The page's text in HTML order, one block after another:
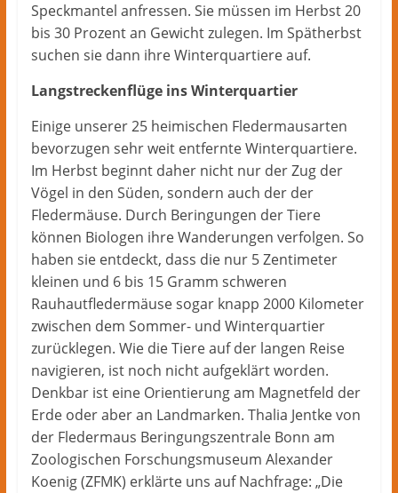
Speckmantel anfressen. Sie müssen im Herbst 20
bis 30 Prozent an Gewicht zulegen. Im Spätherbst
suchen sie dann ihre Winterquartiere auf.
Langstreckenflüge ins Winterquartier
Einige unserer 25 heimischen Fledermausarten
bevorzugen sehr weit entfernte Winterquartiere.
Im Herbst beginnt daher nicht nur der Zug der
Vögel in den Süden, sondern auch der der
Fledermäuse. Durch Beringungen der Tiere
können Biologen ihre Wanderungen verfolgen. So
haben sie entdeckt, dass die nur 5 Zentimeter
kleinen und 6 bis 15 Gramm schweren
Rauhautfledermäuse sogar knapp 2000 Kilometer
zwischen dem Sommer- und Winterquartier
zurücklegen. Wie die Tiere auf der langen Reise
navigieren, ist noch nicht aufgeklärt worden.
Denkbar ist eine Orientierung am Magnetfeld der
Erde oder aber an Landmarken. Thalia Jentke von
der Fledermaus Beringungszentrale Bonn am
Zoologischen Forschungsmuseum Alexander
Koenig (ZFMK) erklärte uns auf Nachfrage: „Die